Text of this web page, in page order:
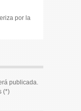
por la
publicada.
(*)